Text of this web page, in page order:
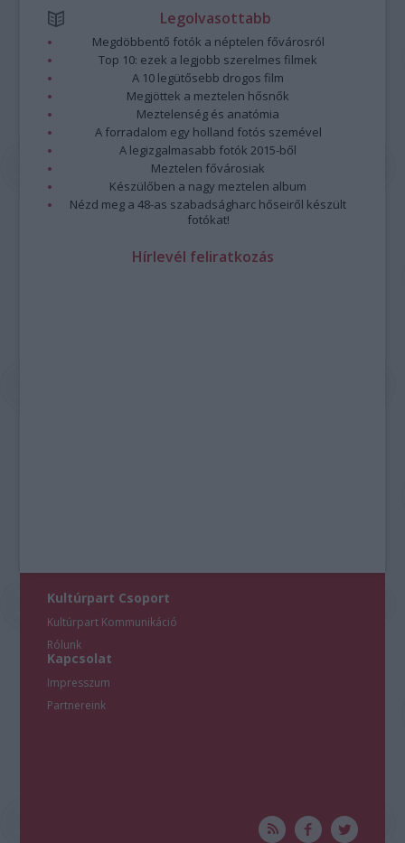
Legolvasottabb
Megdöbbentő fotók a néptelen fővárosról
Top 10: ezek a legjobb szerelmes filmek
A 10 legütősebb drogos film
Megjöttek a meztelen hősnők
Meztelenség és anatómia
A forradalom egy holland fotós szemével
A legizgalmasabb fotók 2015-ből
Meztelen fővárosiak
Készülőben a nagy meztelen album
Nézd meg a 48-as szabadságharc hőseiről készült
fotókat!
Hírlevél feliratkozás
Kultúrpart Csoport
Kultúrpart Kommunikáció
Rólunk
Kapcsolat
Impresszum
Partnereink